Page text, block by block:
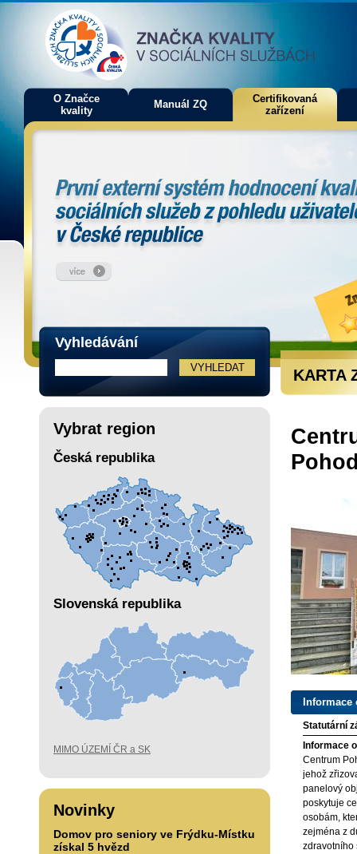
O Značce
kvality
Manuál ZQ
Certifikovaná
zařízení
Vyhledávání
Vybrat region
Česká republika
Slovenská republika
MIMO ÚZEMÍ ČR a SK
Novinky
Domov pro seniory ve Frýdku-Místku
získal 5 hvězd
KARTA
Statutární
Informace
Centrum
jehož
panelový
poskytuje
osobám,
zejména z
zdravotního